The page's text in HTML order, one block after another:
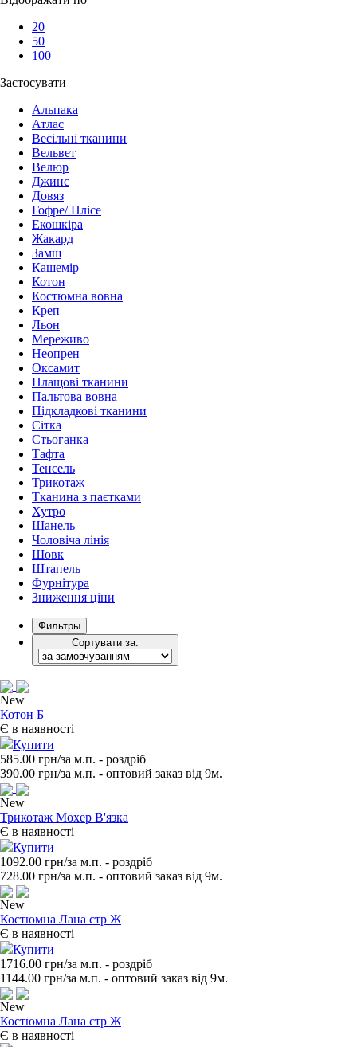
20
50
100
Застосувати
Альпака
Атлас
Весільні тканини
Вельвет
Велюр
Джинс
Довяз
Гофре/ Плісе
Екошкіра
Жакард
Замш
Кашемір
Котон
Костюмна вовна
Креп
Льон
Мереживо
Неопрен
Оксамит
Плащові тканини
Пальтова вовна
Підкладкові тканини
Сітка
Стьоганка
Тафта
Тенсель
Трикотаж
Тканина з паєтками
Хутро
Шанель
Чоловіча лінія
Шовк
Штапель
Фурнітура
Зниження ціни
Фильтры
Сортувати за:
New
Котон Б
Є в наявності
Купити
585.00 грн/за м.п. - роздрiб
390.00 грн/за м.п. - оптовий заказ вiд 9м.
New
Трикотаж Мохер В'язка
Є в наявності
Купити
1092.00 грн/за м.п. - роздрiб
728.00 грн/за м.п. - оптовий заказ вiд 9м.
New
Костюмна Лана стр Ж
Є в наявності
Купити
1716.00 грн/за м.п. - роздрiб
1144.00 грн/за м.п. - оптовий заказ вiд 9м.
New
Костюмна Лана стр Ж
Є в наявності